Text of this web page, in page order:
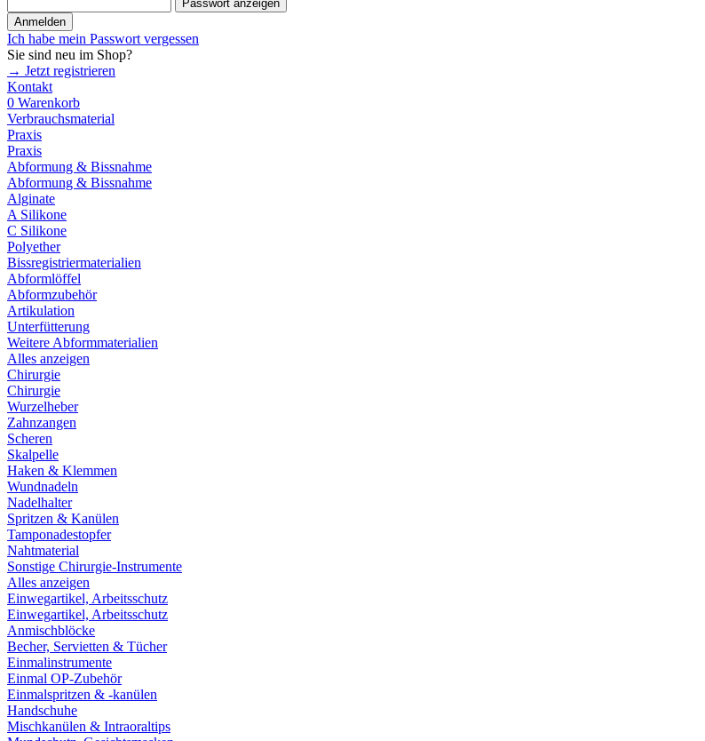
Passwort anzeigen
Anmelden
Ich habe mein Passwort vergessen
Sie sind neu im Shop?
→ Jetzt registrieren
Kontakt
0 Warenkorb
Verbrauchsmaterial
Praxis
Praxis
Abformung & Bissnahme
Abformung & Bissnahme
Alginate
A Silikone
C Silikone
Polyether
Bissregistriermaterialien
Abformlöffel
Abformzubehör
Artikulation
Unterfütterung
Weitere Abformmaterialien
Alles anzeigen
Chirurgie
Chirurgie
Wurzelheber
Zahnzangen
Scheren
Skalpelle
Haken & Klemmen
Wundnadeln
Nadelhalter
Spritzen & Kanülen
Tamponadestopfer
Nahtmaterial
Sonstige Chirurgie-Instrumente
Alles anzeigen
Einwegartikel, Arbeitsschutz
Einwegartikel, Arbeitsschutz
Anmischblöcke
Becher, Servietten & Tücher
Einmalinstrumente
Einmal OP-Zubehör
Einmalspritzen & -kanülen
Handschuhe
Mischkanülen & Intraoraltips